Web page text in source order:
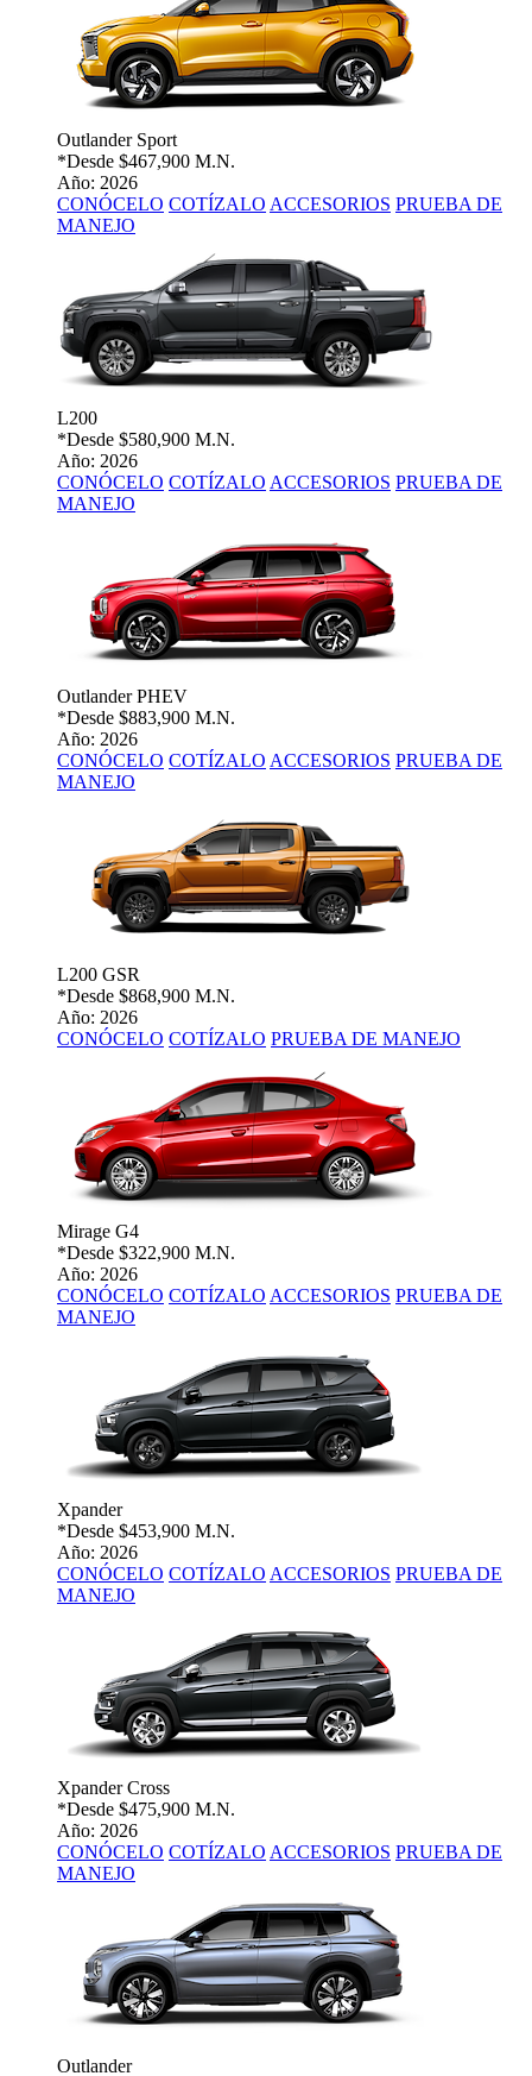
Outlander Sport
*Desde $467,900 M.N.
Año: 2026
CONÓCELO COTÍZALO ACCESORIOS PRUEBA DE
MANEJO
L200
*Desde $580,900 M.N.
Año: 2026
CONÓCELO COTÍZALO ACCESORIOS PRUEBA DE
MANEJO
Outlander PHEV
*Desde $883,900 M.N.
Año: 2026
CONÓCELO COTÍZALO ACCESORIOS PRUEBA DE
MANEJO
L200 GSR
*Desde $868,900 M.N.
Año: 2026
CONÓCELO COTÍZALO PRUEBA DE MANEJO
Mirage G4
*Desde $322,900 M.N.
Año: 2026
CONÓCELO COTÍZALO ACCESORIOS PRUEBA DE
MANEJO
Xpander
*Desde $453,900 M.N.
Año: 2026
CONÓCELO COTÍZALO ACCESORIOS PRUEBA DE
MANEJO
Xpander Cross
*Desde $475,900 M.N.
Año: 2026
CONÓCELO COTÍZALO ACCESORIOS PRUEBA DE
MANEJO
Outlander